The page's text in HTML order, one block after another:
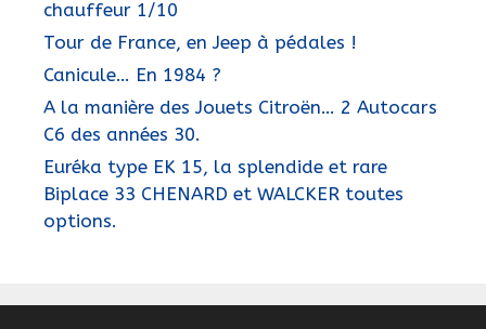
chauffeur 1/10
Tour de France, en Jeep à pédales !
Canicule… En 1984 ?
A la manière des Jouets Citroën… 2 Autocars
C6 des années 30.
Euréka type EK 15, la splendide et rare
Biplace 33 CHENARD et WALCKER toutes
options.